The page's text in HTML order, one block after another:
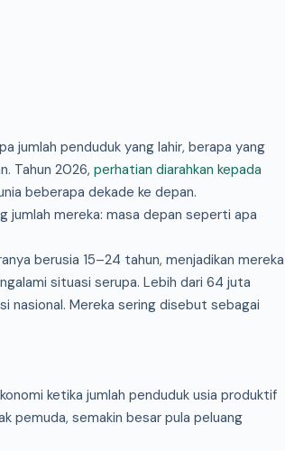
jumlah penduduk yang lahir, berapa yang
Tahun 2026, perhatian diarahkan kepada
beberapa dekade ke depan.
jumlah mereka: masa depan seperti apa
berusia 15–24 tahun, menjadikan mereka
situasi serupa. Lebih dari 64 juta
nasional. Mereka sering disebut sebagai
ketika jumlah penduduk usia produktif
pemuda, semakin besar pula peluang